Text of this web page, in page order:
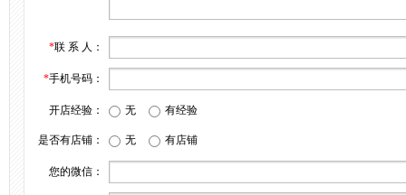
*联 系 人：
*手机号码：
开店经验： 无 有经验
是否有店铺： 无 有店铺
您的微信：